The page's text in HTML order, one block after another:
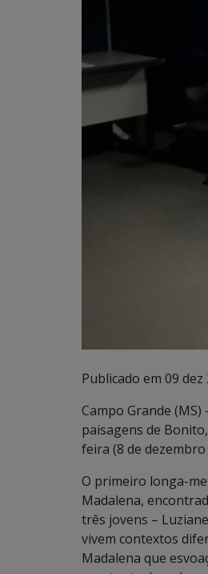
Publicado em 09 dez
Campo Grande
paisagens de
feira (8 de
O primeiro longa-
Madalena,
três jovens –
vivem contextos
Madalena que